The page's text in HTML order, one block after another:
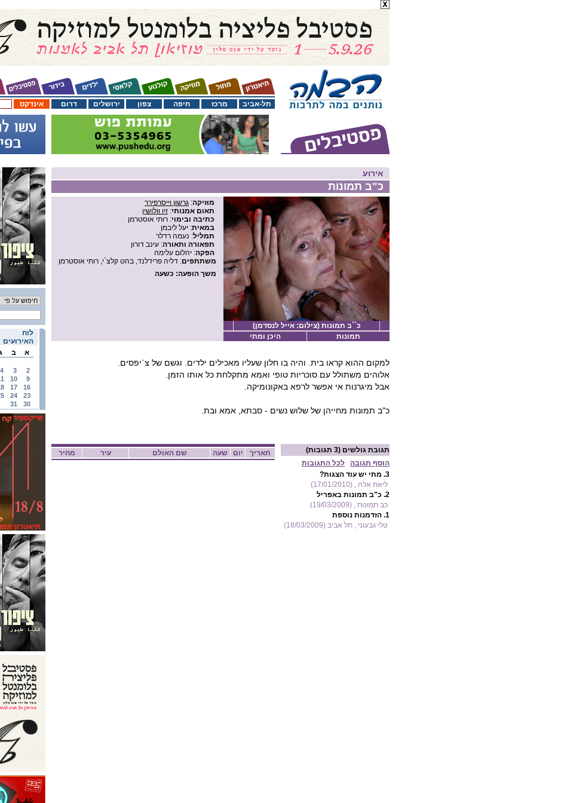
אינדקס דרום ירושלים צפון חיפה מרכז תל-אביב
לוח
האירועים
א
ב
2
3
4
9
10
16
17
23
24
30
31
אירוע
כ"ב תמונות
מוזיקה: גרשון וייסרפירר
תאום אמנותי: זיו וולושין
כתיבה ובימוי: רותי אוסטרמן
במאית: יעל ליבמן
תמליל: נעמה רדלר
תפאורה ותאורה: עינב דורון
הפקה: יהלום עלימה
משתתפים: דליה פרידלנד, בהט קלצ`י, רותי אוסטרמן
משך הופעה: כשעה
כ``ב תמונות (צילום: אייל לנסדמן)
תמונות
היכן ומתי
למקום ההוא קראו בית. והיה בו חלון שעליו מאכילים ילדים. וגשם של צ`יפסים.
אלוהים משתולל עם סוכריות טופי ואמא מתקלחת כל אותו הזמן.
אבל מיגרנות אי אפשר לרפא באקונומיקה.
כ"ב תמונות מחייהן של שלוש נשים - סבתא, אמא ובת.
מחיר עיר שם האולם שעה יום תאריך תגובת גולשים (3 תגובות)
הוסף תגובה
לכל התגובות
3. מתי יש עוד הצגות?
ליאת אלה , (17/01/2010)
2. כ"ב תמונות באפריל
כב תמונות , (19/03/2009)
1. הזדמנות נוספת
טלי גבעוני , תל אביב (18/03/2009)